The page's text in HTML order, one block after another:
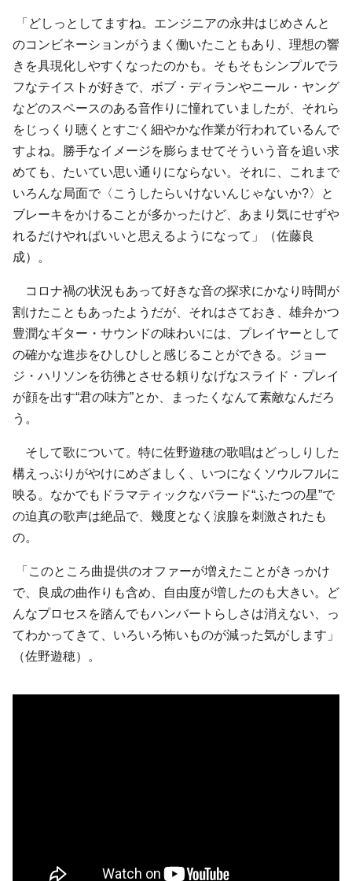
「どしっとしてますね。エンジニアの永井はじめさんと
のコンビネーションがうまく働いたこともあり、理想の響
きを具現化しやすくなったのかも。そもそもシンプルでラ
フなテイストが好きで、ボブ・ディランやニール・ヤング
などのスペースのある音作りに憧れていましたが、それら
をじっくり聴くとすごく細やかな作業が行われているんで
すよね。勝手なイメージを膨らませてそういう音を追い求
めても、たいてい思い通りにならない。それに、これまで
いろんな局面で〈こうしたらいけないんじゃないか?〉と
ブレーキをかけることが多かったけど、あまり気にせずや
れるだけやればいいと思えるようになって」（佐藤良
成）。
コロナ禍の状況もあって好きな音の探求にかなり時間が
割けたこともあったようだが、それはさておき、雄弁かつ
豊潤なギター・サウンドの味わいには、プレイヤーとして
の確かな進歩をひしひしと感じることができる。ジョー
ジ・ハリソンを彷彿とさせる頼りなげなスライド・プレイ
が顔を出す“君の味方”とか、まったくなんて素敵なんだろ
う。
そして歌について。特に佐野遊穂の歌唱はどっしりした
構えっぷりがやけにめざましく、いつになくソウルフルに
映る。なかでもドラマティックなバラード“ふたつの星”で
の迫真の歌声は絶品で、幾度となく涙腺を刺激されたも
の。
「このところ曲提供のオファーが増えたことがきっかけ
で、良成の曲作りも含め、自由度が増したのも大きい。ど
んなプロセスを踏んでもハンバートらしさは消えない、っ
てわかってきて、いろいろ怖いものが減った気がします」
（佐野遊穂）。